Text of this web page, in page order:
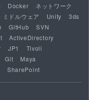
Docker
ネットワーク
ミドルウェア Unity
3ds
GitHub
SVN
ActiveDirectory
JP1
Tivoli
Git
Maya
SharePoint